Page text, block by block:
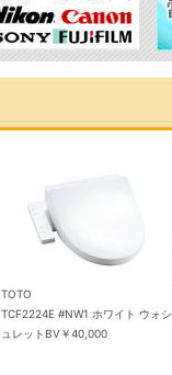
TOTO
TCF2224E #NW1 ホワイト ウォシ
ュレットBV￥40,000